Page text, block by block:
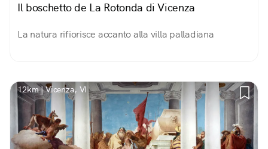
Il boschetto de La Rotonda di Vicenza
La natura rifiorisce accanto alla villa palladiana
12km | Vicenza, VI